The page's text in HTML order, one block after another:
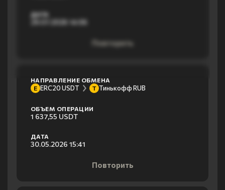
ДАТА
29.07.2026 14:06
Повторить
НАПРАВЛЕНИЕ ОБМЕНА
E ERC20 USDT Т Тинькофф RUB
ОБЪЕМ ОПЕРАЦИИ
1 637,55 USDT
ДАТА
30.05.2026 15:41
Повторить